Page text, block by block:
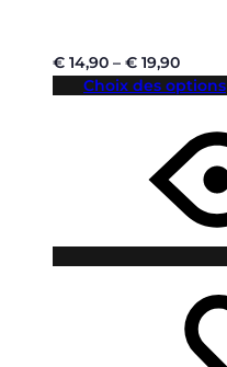
€ 14,90 – € 19,90
Choix des options